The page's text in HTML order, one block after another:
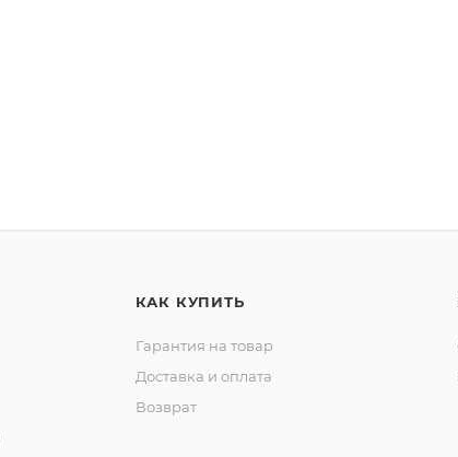
КАК КУПИТЬ
Гарантия на товар
Доставка и оплата
Возврат